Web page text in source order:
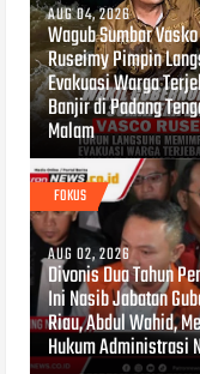
AUG 04, 2026
Wagub Sumbar Vasko
Ruseimy Pimpin
Evakuasi Warga
Banjir di Padang
Malam
FOKUS
AUG 02, 2026
Divonis Dua Tahun
Ini Nasib Jabatan
Riau, Abdul Wahid,
Hukum Administrasi